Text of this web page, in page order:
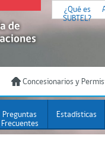
¿Qué es
SUBTEL?
Concesionarios y
Preguntas
Frecuentes
Estadísticas